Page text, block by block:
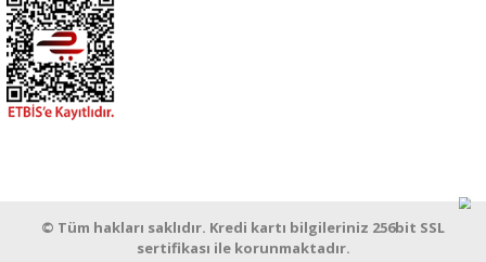
© Tüm hakları saklıdır. Kredi kartı bilgileriniz 256bit SSL
sertifikası ile korunmaktadır.